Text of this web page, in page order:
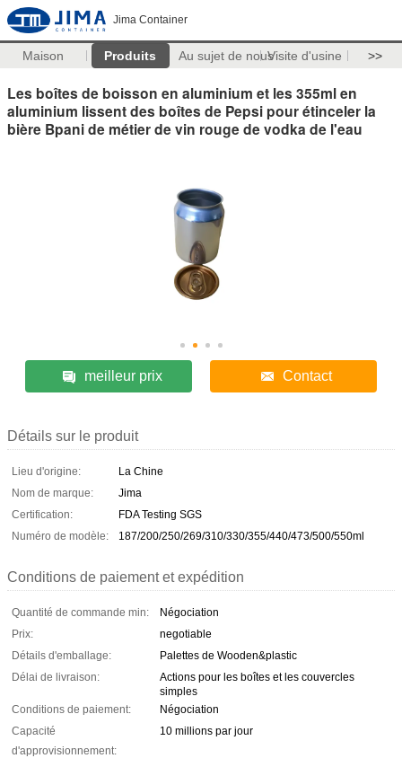
Jima Container
Maison Produits Au sujet de nousVisite d'usine >>
Les boîtes de boisson en aluminium et les 355ml en
aluminium lissent des boîtes de Pepsi pour étinceler la
bière Bpani de métier de vin rouge de vodka de l'eau
meilleur prix Contact
Détails sur le produit
Lieu d'origine:
La Chine
Nom de marque:
Jima
Certification:
FDA Testing SGS
Numéro de modèle:
187/200/250/269/310/330/355/440/473/500/550ml
Conditions de paiement et expédition
Quantité de commande min:
Négociation
Prix:
negotiable
Détails d'emballage:
Palettes de Wooden&plastic
Délai de livraison:
Actions pour les boîtes et les couvercles
simples
Conditions de paiement:
Négociation
Capacité
d'approvisionnement:
10 millions par jour